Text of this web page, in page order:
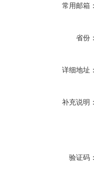
常用邮箱
省份
详细地址
补充说明
验证码